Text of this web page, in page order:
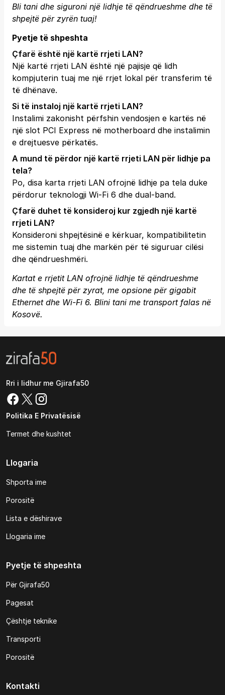
Bli tani dhe siguroni një lidhje të qëndrueshme dhe të
shpejtë për zyrën tuaj!
Pyetje të shpeshta
Çfarë është një kartë rrjeti LAN?
Një kartë rrjeti LAN është një pajisje që lidh
kompjuterin tuaj me një rrjet lokal për transferim të
të dhënave.
Si të instaloj një kartë rrjeti LAN?
Instalimi zakonisht përfshin vendosjen e kartës në
një slot PCI Express në motherboard dhe instalimin
e drejtuesve përkatës.
A mund të përdor një kartë rrjeti LAN për lidhje pa
tela?
Po, disa karta rrjeti LAN ofrojnë lidhje pa tela duke
përdorur teknologji Wi-Fi 6 dhe dual-band.
Çfarë duhet të konsideroj kur zgjedh një kartë
rrjeti LAN?
Konsideroni shpejtësinë e kërkuar, kompatibilitetin
me sistemin tuaj dhe markën për të siguruar cilësi
dhe qëndrueshmëri.
Kartat e rrjetit LAN ofrojnë lidhje të qëndrueshme
dhe të shpejtë për zyrat, me opsione për gigabit
Ethernet dhe Wi-Fi 6. Blini tani me transport falas në
Kosovë.
Rri i lidhur me Gjirafa50
Politika E Privatësisë
Termet dhe kushtet
Llogaria
Shporta ime
Porositë
Lista e dëshirave
Llogaria ime
Pyetje të shpeshta
Për Gjirafa50
Pagesat
Çështje teknike
Transporti
Porositë
Kontakti